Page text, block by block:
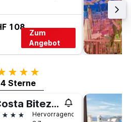
108
Zum
Angebot
4 Sterne
4 Sterne
Costa Bitezhan Hotel
Hervorragend